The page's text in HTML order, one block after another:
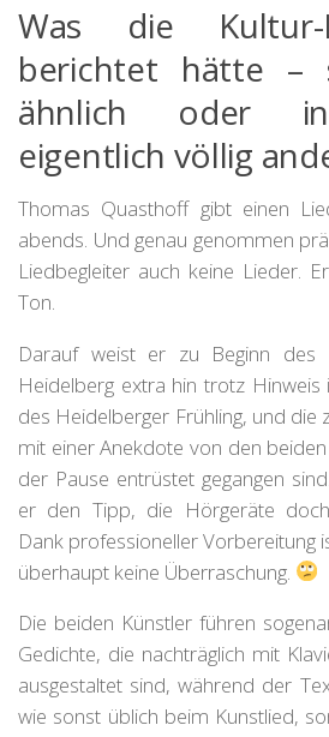
Was die Kultur-
berichtet hätte –
ähnlich oder
eigentlich völlig
Thomas Quasthoff gibt einen
abends. Und genau genommen
Liedbegleiter auch keine Lieder.
Ton.
Darauf weist er zu Beginn des
Heidelberg extra hin trotz
des Heidelberger Frühling, und die
mit einer Anekdote von den
der Pause entrüstet gegangen
er den Tipp, die Hörgeräte
Dank professioneller Vorbereitung
überhaupt keine Überraschung.
Die beiden Künstler führen
Gedichte, die nachträglich mit
ausgestaltet sind, während der
wie sonst üblich beim Kunstlied,